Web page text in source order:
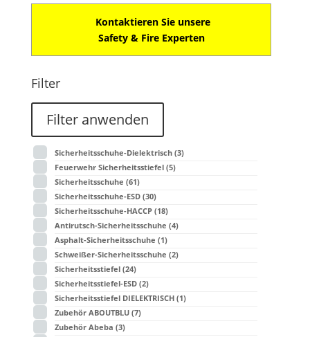
Kontaktieren Sie unsere
Safety & Fire Experten
Filter
Filter anwenden
Sicherheitsschuhe-Dielektrisch (3)
Feuerwehr Sicherheitsstiefel (5)
Sicherheitsschuhe (61)
Sicherheitsschuhe-ESD (30)
Sicherheitsschuhe-HACCP (18)
Antirutsch-Sicherheitsschuhe (4)
Asphalt-Sicherheitsschuhe (1)
Schweißer-Sicherheitsschuhe (2)
Sicherheitsstiefel (24)
Sicherheitsstiefel-ESD (2)
Sicherheitsstiefel DIELEKTRISCH (1)
Zubehör ABOUTBLU (7)
Zubehör Abeba (3)